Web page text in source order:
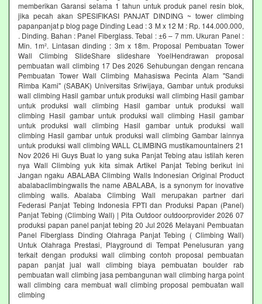
memberikan Garansi selama 1 tahun untuk produk panel resin blok,
jika pecah akan SPESIFIKASI PANJAT DINDING ~ tower climbing
papanpanjat p blog page Dinding Lead : 3 M x 12 M : Rp. 144.000.000,
. Dinding. Bahan : Panel Fiberglass. Tebal : ±6 – 7 mm. Ukuran Panel :
Min. 1m². Lintasan dinding : 3m x 18m. Proposal Pembuatan Tower
Wall Climbing SlideShare slideshare YoelHendrawan proposal
pembuatan wall climbing 17 Des 2026 Sehubungan dengan rencana
Pembuatan Tower Wall Climbing Mahasiswa Pecinta Alam "Sandi
Rimba Kami" (SABAK) Universitas Sriwijaya, Gambar untuk produksi
wall climbing Hasil gambar untuk produksi wall climbing Hasil gambar
untuk produksi wall climbing Hasil gambar untuk produksi wall
climbing Hasil gambar untuk produksi wall climbing Hasil gambar
untuk produksi wall climbing Hasil gambar untuk produksi wall
climbing Hasil gambar untuk produksi wall climbing Gambar lainnya
untuk produksi wall climbing WALL CLIMBING mustikamountainers 21
Nov 2026 Hi Guys Buat lo yang suka Panjat Tebing atau istilah keren
nya Wall Climbing yuk kita simak Artikel Panjat Tebing berikut ini
Jangan ngaku ABALABA Climbing Walls Indonesian Original Product
abalabaclimbingwalls the name ABALABA, is a synonym for inovative
climbing walls. Abalaba Climbing Wall merupakan partner dari
Federasi Panjat Tebing Indonesia FPTI dan Produksi Papan (Panel)
Panjat Tebing (Climbing Wall) | Pita Outdoor outdoorprovider 2026 07
produksi papan panel panjat tebing 20 Jul 2026 Melayani Pembuatan
Panel Fiberglass Dinding Olahraga Panjat Tebing ( Climbing Wall)
Untuk Olahraga Prestasi, Playground di Tempat Penelusuran yang
terkait dengan produksi wall climbing contoh proposal pembuatan
papan panjat jual wall climbing biaya pembuatan boulder rab
pembuatan wall climbing jasa pembangunan wall climbing harga point
wall climbing cara membuat wall climbing proposal pembuatan wall
climbing